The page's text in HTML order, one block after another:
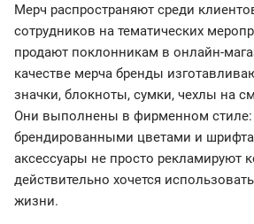
Мерч распространяют среди
сотрудников на тематических
продают поклонникам в онлайн-
качестве мерча бренды
значки, блокноты, сумки, чехлы на
Они выполнены в фирменном стиле:
брендированными цветами и
аксессуары не просто рекламируют
действительно хочется
жизни.